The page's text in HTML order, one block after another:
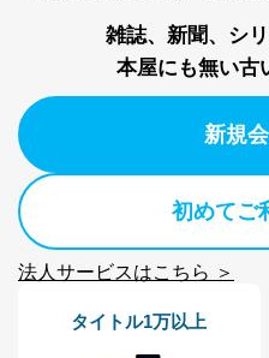
当社は、取得した個人情報
本人の同意を得ることなく
法令に基づく場合
に特に必要がある場合
とが困難である場合。
た者が法令の定める事務
雑誌、新聞、シ
本屋にも無い古
新規
初めてご
法人サービスはこちら ＞
タイトル1万以上